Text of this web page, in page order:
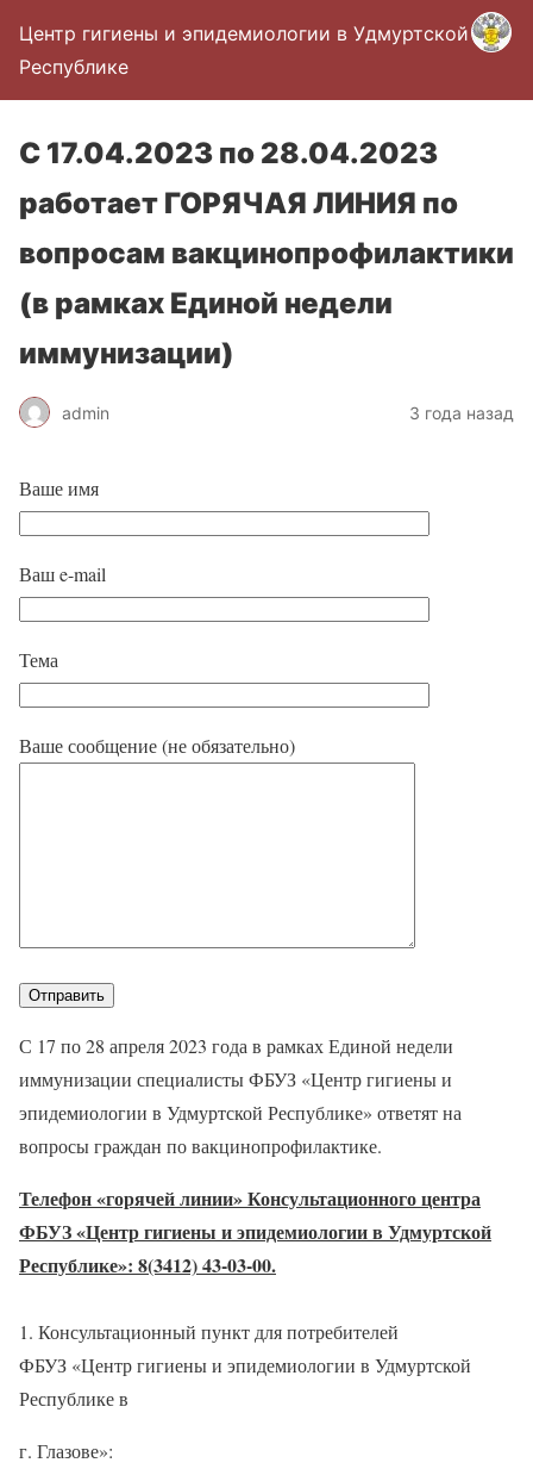
Центр гигиены и эпидемиологии в Удмуртской
Республике
С 17.04.2023 по 28.04.2023
работает ГОРЯЧАЯ ЛИНИЯ по
вопросам вакцинопрофилактики
(в рамках Единой недели
иммунизации)
admin 3 года назад
Ваше имя
Ваш e-mail
Тема
Ваше сообщение (не обязательно)
С 17 по 28 апреля 2023 года в рамках Единой недели
иммунизации специалисты ФБУЗ «Центр гигиены и
эпидемиологии в Удмуртской Республике» ответят на
вопросы граждан по вакцинопрофилактике.
Телефон «горячей линии» Консультационного центра
ФБУЗ «Центр гигиены и эпидемиологии в Удмуртской
Республике»: 8(3412) 43-03-00.
1. Консультационный пункт для потребителей
ФБУЗ «Центр гигиены и эпидемиологии в Удмуртской
Республике в
г. Глазове»: